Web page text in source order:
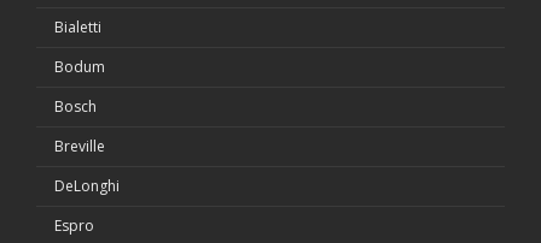
Bialetti
Bodum
Bosch
Breville
DeLonghi
Espro